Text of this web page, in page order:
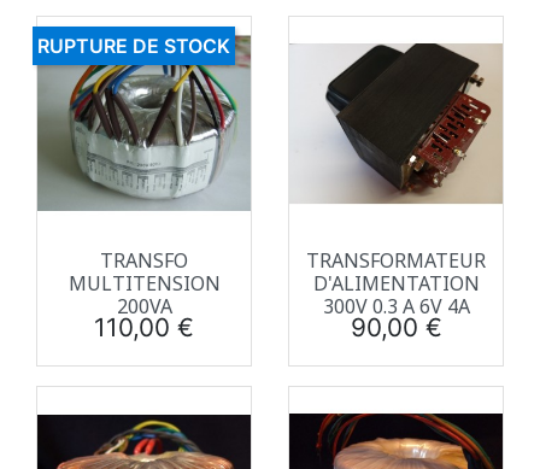
TRANSFO
MULTITENSION
200VA
Prix
110,00 €
RUPTURE DE STOCK
TRANSFORMATEUR
D'ALIMENTATION
300V 0.3 A 6V 4A
Prix
90,00 €